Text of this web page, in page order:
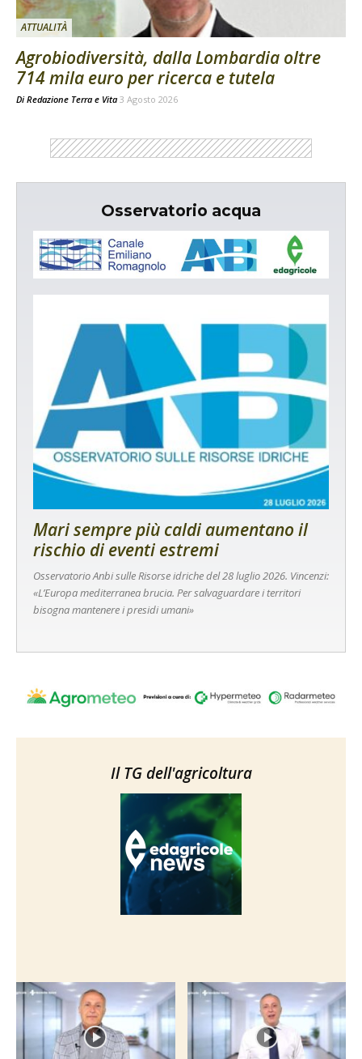
ATTUALITÀ
Agrobiodiversità, dalla Lombardia oltre
714 mila euro per ricerca e tutela
Di Redazione Terra e Vita 3 Agosto 2026
Osservatorio acqua
Mari sempre più caldi aumentano il
rischio di eventi estremi
Osservatorio Anbi sulle Risorse idriche del 28 luglio 2026. Vincenzi:
«L’Europa mediterranea brucia. Per salvaguardare i territori
bisogna mantenere i presidi umani»
Il TG dell'agricoltura